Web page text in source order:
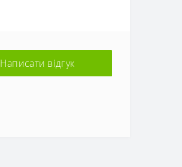
Написати відгук